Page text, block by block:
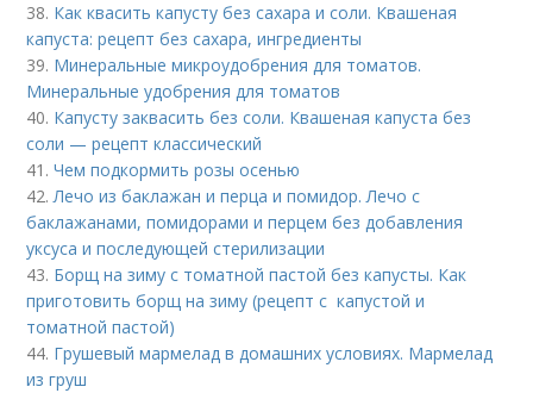
38. Как квасить капусту без сахара и соли. Квашеная
капуста: рецепт без сахара, ингредиенты
39. Минеральные микроудобрения для томатов.
Минеральные удобрения для томатов
40. Капусту заквасить без соли. Квашеная капуста без
соли — рецепт классический
41.Чем подкормить розы осенью
42.Лечо из баклажан и перца и помидор. Лечо с
баклажанами, помидорами и перцем без добавления
уксуса и последующей стерилизации
43. Борщ на зиму с томатной пастой без капусты. Как
приготовить борщ на зиму (рецепт с капустой и
томатной пастой)
44. Грушевый мармелад в домашних условиях. Мармелад
из груш